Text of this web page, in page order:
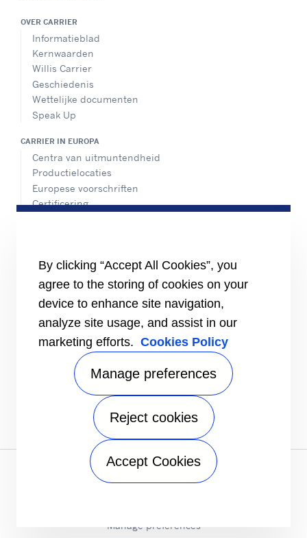
OVER CARRIER
Informatieblad
Kernwaarden
Willis Carrier
Geschiedenis
Wettelijke documenten
Speak Up
CARRIER IN EUROPA
Centra van uitmuntendheid
Productielocaties
Europese voorschriften
Certificering
BRONNEN
Brochures
Video's
INFORMATIE VOOR
Leveranciers
Investeerders
Privacykennisgeving|Gebruiksvoorwaarden
documenten|Sitemap
Manage preferences
By clicking “Accept All Cookies”, you
agree to the storing of cookies on your
device to enhance site navigation,
analyze site usage, and assist in our
marketing efforts. Cookies Policy
Manage preferences
Reject cookies
Accept Cookies